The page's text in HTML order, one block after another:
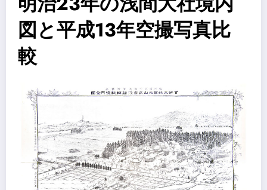
図と平成13年空撮写真比
較